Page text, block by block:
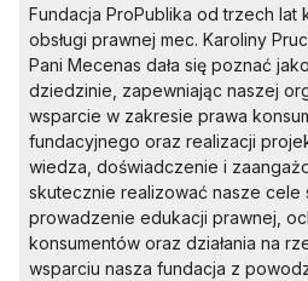
Fundacja ProPublika od trzech lat
obsługi prawnej mec. Karoliny
Pani Mecenas dała się poznać
dziedzinie, zapewniając naszej
wsparcie w zakresie prawa
fundacyjnego oraz realizacji
wiedza, doświadczenie i
skutecznie realizować nasze cele
prowadzenie edukacji prawnej,
konsumentów oraz działania na
wsparciu nasza fundacja z